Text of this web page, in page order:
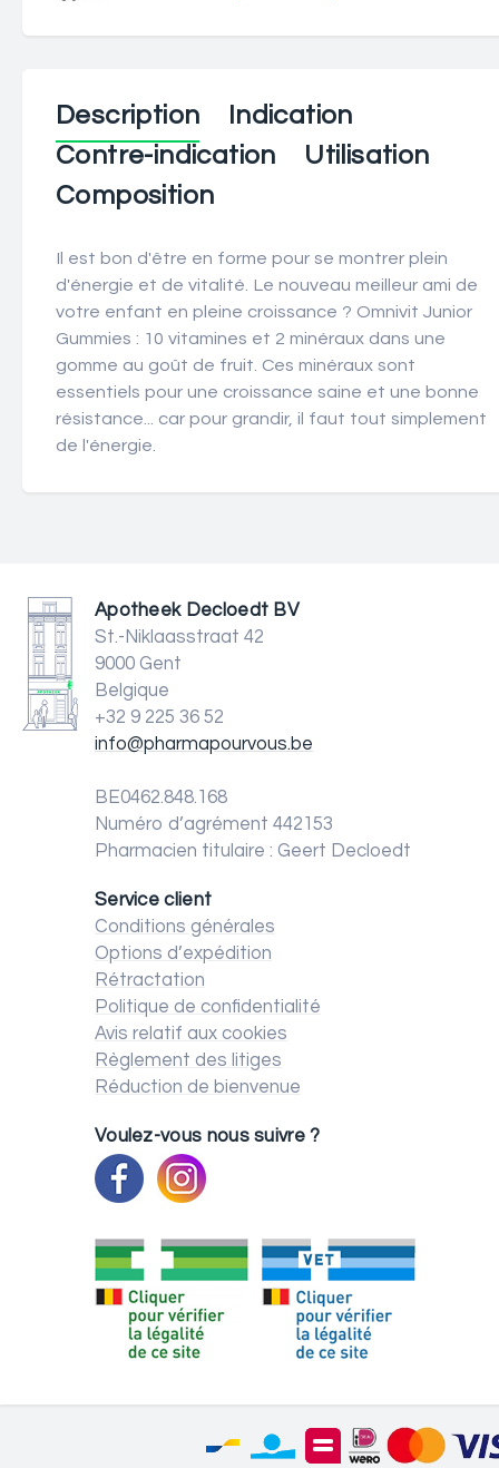
Description
Indication
Contre-indication
Utilisation
Composition
Il est bon d'être en forme pour se montrer plein
d'énergie et de vitalité. Le nouveau meilleur ami de
votre enfant en pleine croissance ? Omnivit Junior
Gummies : 10 vitamines et 2 minéraux dans une
gomme au goût de fruit. Ces minéraux sont
essentiels pour une croissance saine et une bonne
résistance... car pour grandir, il faut tout simplement
de l'énergie.
Apotheek Decloedt BV
St.-Niklaasstraat 42
9000 Gent
Belgique
+32 9 225 36 52
info@pharmapourvous.be
BE0462.848.168
Numéro d’agrément 442153
Pharmacien titulaire : Geert Decloedt
Service client
Conditions générales
Options d’expédition
Rétractation
Politique de confidentialité
Avis relatif aux cookies
Règlement des litiges
Réduction de bienvenue
Voulez-vous nous suivre ?